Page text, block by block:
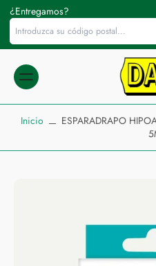
¿Entregamos?
Introduzca su código postal...
al
Inicio
ESPARADRAPO